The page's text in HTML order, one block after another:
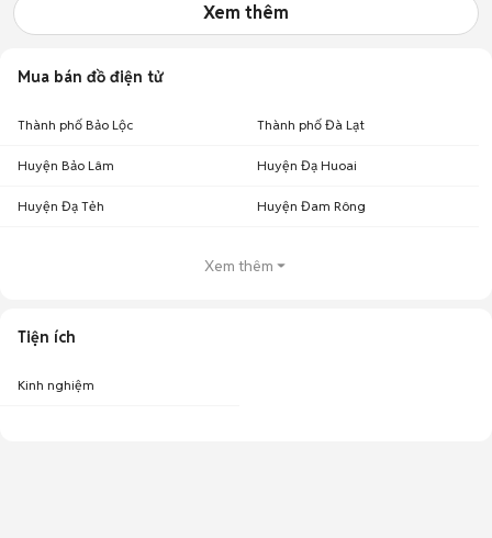
Xem thêm
Mua bán đồ điện tử
Thành phố Bảo Lộc Thành phố Đà Lạt
Huyện Bảo Lâm Huyện Đạ Huoai
Huyện Đạ Tẻh Huyện Đam Rông
Xem thêm
Tiện ích
Kinh nghiệm